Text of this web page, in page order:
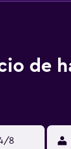
de
8